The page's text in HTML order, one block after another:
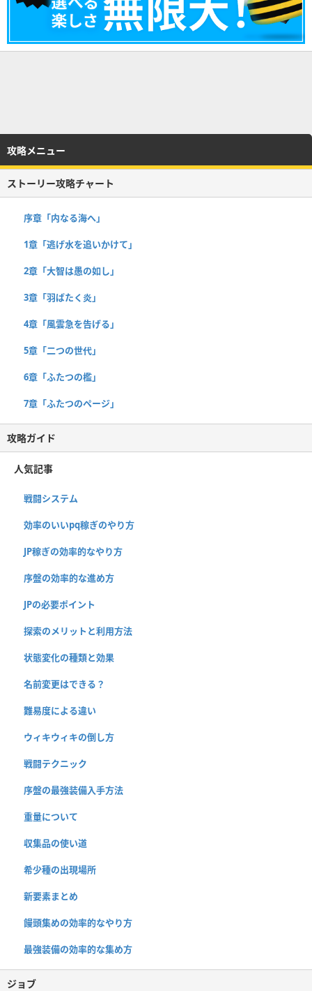
攻略メニュー
ストーリー攻略チャート
序章「内なる海へ」
1章「逃げ水を追いかけて」
2章「大智は愚の如し」
3章「羽ばたく炎」
4章「風雲急を告げる」
5章「二つの世代」
6章「ふたつの檻」
7章「ふたつのページ」
攻略ガイド
人気記事
戦闘システム
効率のいいpq稼ぎのやり方
JP稼ぎの効率的なやり方
序盤の効率的な進め方
JPの必要ポイント
探索のメリットと利用方法
状態変化の種類と効果
名前変更はできる？
難易度による違い
ウィキウィキの倒し方
戦闘テクニック
序盤の最強装備入手方法
重量について
収集品の使い道
希少種の出現場所
新要素まとめ
饅頭集めの効率的なやり方
最強装備の効率的な集め方
ジョブ